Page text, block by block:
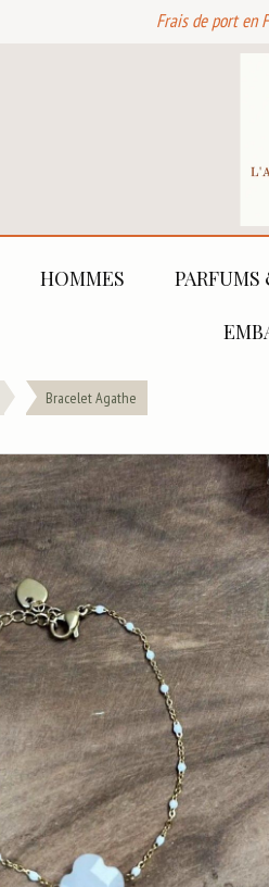
Frais de port en
HOMMES
Bracelet Agathe